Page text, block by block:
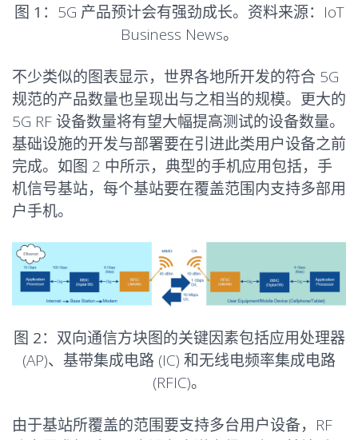
图 1： 5G 产品预计会有强劲成长。 资料来源：IoT
Business News。
不少类似的图表显示，世界各地所开发的符合 5G
规范的产品数量也呈现出与之相当的规模。更大的
5G RF 设备数量将有望大幅提高测试的设备数量。
基础设施的开发与部署要在引进此类用户设备之前
完成。如图 2 中所示，典型的手机应用包括，手
机信号基站，每个基站要在覆盖范围内支持多部用
户手机。
图 2： 双向通信方块图的关键因素包括应用处理器
(AP)、基带集成电路 (IC) 和无线电频率集成电路
(RFIC)。
由于基站所覆盖的范围要支持多台用户设备，RF